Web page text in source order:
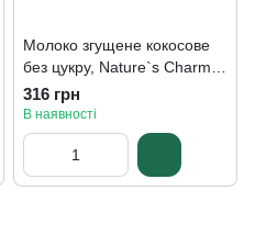
Молоко згущене кокосове
без цукру, Nature`s Charm,
320 г
316 грн
В наявності